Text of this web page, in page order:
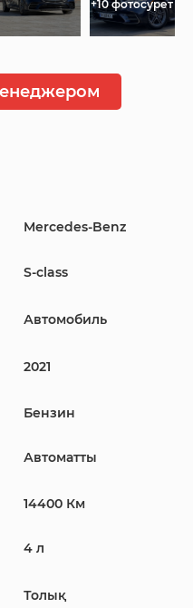
+10 фотосурет
Mercedes-Benz
S-class
Автомобиль
2021
Бензин
Автоматты
14400 Км
4 л
Толық